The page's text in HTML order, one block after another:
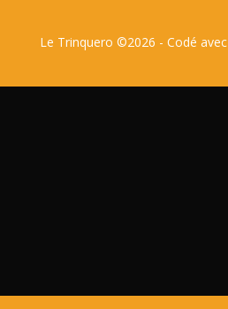
Le Trinquero ©2026 - Codé avec